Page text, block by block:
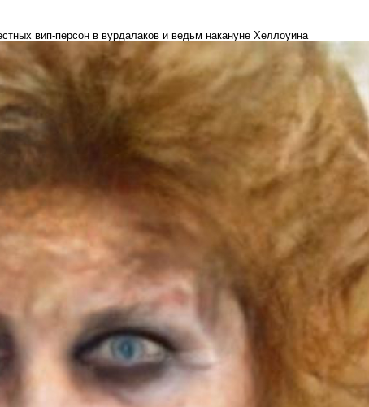
вип-персон в вурдалаков и ведьм накануне Хеллоуина